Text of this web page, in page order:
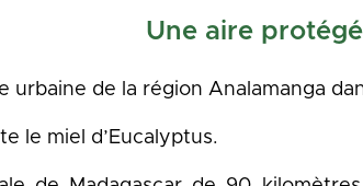
Une aire
urbaine de la région Analamanga
le miel d’Eucalyptus.